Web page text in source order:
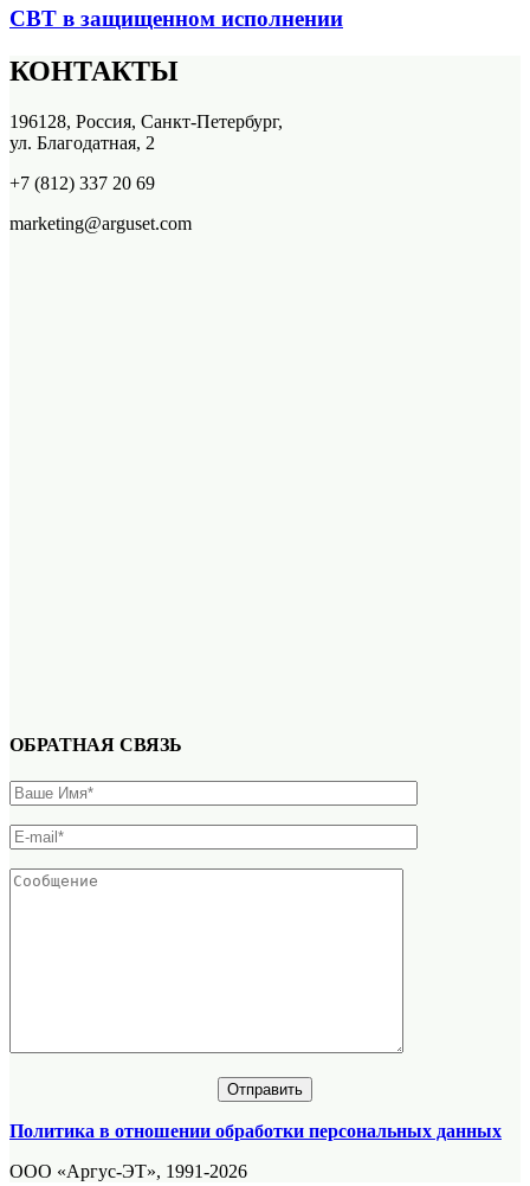
СВТ в защищенном исполнении
КОНТАКТЫ
196128, Россия, Санкт-Петербург,
ул. Благодатная, 2
+7 (812) 337 20 69
marketing@arguset.com
ОБРАТНАЯ СВЯЗЬ
Политика в отношении обработки персональных данных
ООО «Аргус-ЭТ», 1991-2026